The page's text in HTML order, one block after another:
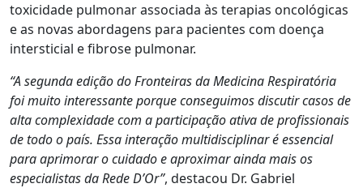
toxicidade pulmonar associada às terapias oncológicas
e as novas abordagens para pacientes com doença
intersticial e fibrose pulmonar.
“A segunda edição do Fronteiras da Medicina Respiratória
foi muito interessante porque conseguimos discutir casos de
alta complexidade com a participação ativa de profissionais
de todo o país. Essa interação multidisciplinar é essencial
para aprimorar o cuidado e aproximar ainda mais os
especialistas da Rede D’Or”, destacou Dr. Gabriel